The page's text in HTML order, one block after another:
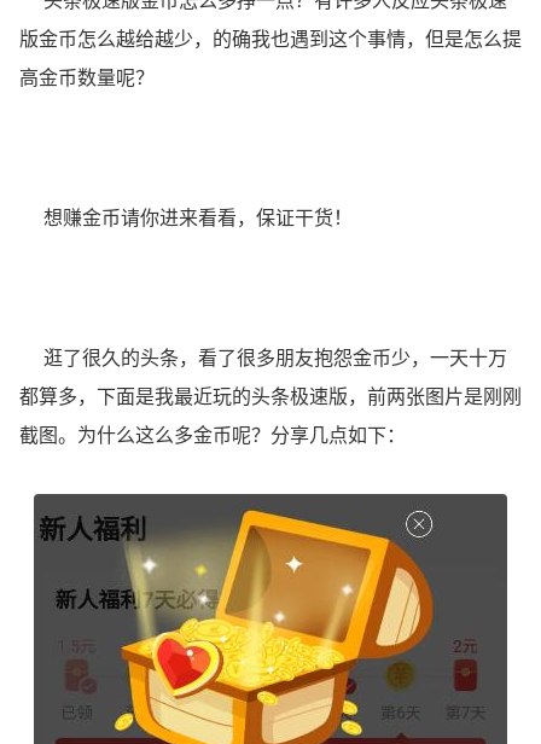
版金币怎么越给越少，的确我也遇到这个事情，但是怎么提
高金币数量呢？
想赚金币请你进来看看，保证干货！
逛了很久的头条，看了很多朋友抱怨金币少，一天十万
都算多，下面是我最近玩的头条极速版，前两张图片是刚刚
截图。为什么这么多金币呢？分享几点如下：